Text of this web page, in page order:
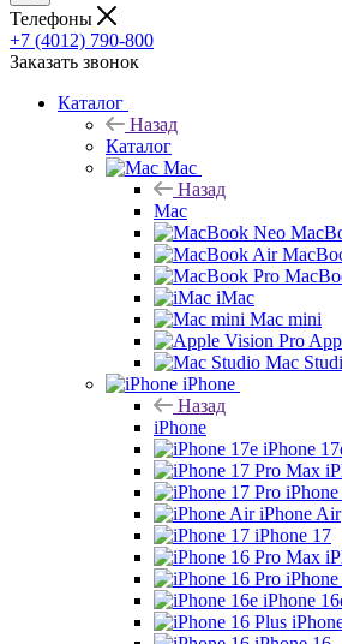
Телефоны
+7 (4012) 790-800
Заказать звонок
Каталог
Назад
Каталог
Mac
Назад
Mac
iMac
Mac mini
Mac
iPhone
Назад
iPhone
iPhone
iPhone Air
iPhone 17
iPhone